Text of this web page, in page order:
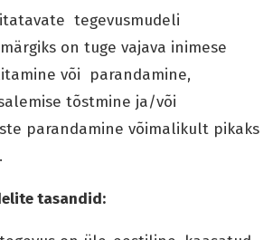
tegevusmudeli
on tuge vajava inimese
või parandamine,
tõstmine ja/või
parandamine võimalikult pikaks
tasandid: